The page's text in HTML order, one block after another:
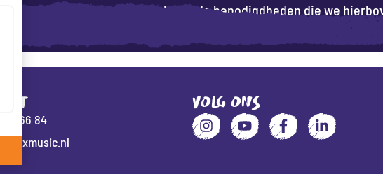
info@maxmusic.nl, en let hierbij op de benodigdheden die we
201 66 84
VOLG ONS